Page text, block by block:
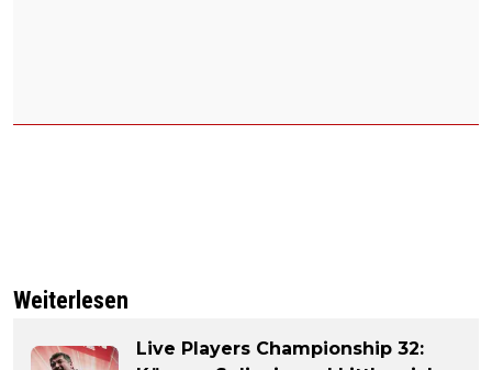
Weiterlesen
Live Players Championship 32: